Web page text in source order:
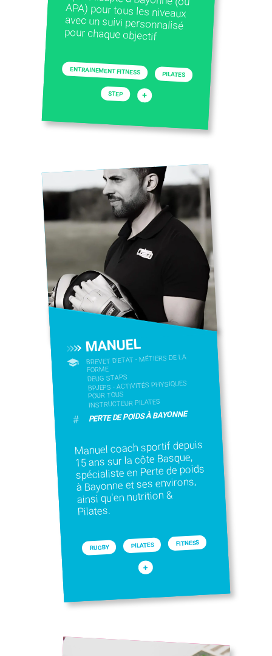
pour chaque objectif
ENTRAINEMENT FITNESS PILATES
STEP +
MANUEL
BREVET D'ETAT - MÉTIERS DE LA
FORME
DEUG STAPS
BPJEPS - ACTIVITÉS PHYSIQUES
POUR TOUS
INSTRUCTEUR PILATES
# PERTE DE POIDS À BAYONNE
Manuel coach sportif depuis
15 ans sur la côte Basque,
spécialiste en Perte de poids
à Bayonne et ses environs,
ainsi qu'en nutrition &
Pilates.
RUGBY PILATES FITNESS
+